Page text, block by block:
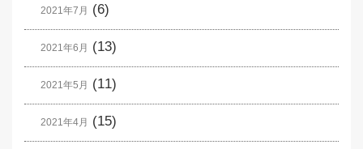
2021年7月 (6)
2021年6月 (13)
2021年5月 (11)
2021年4月 (15)